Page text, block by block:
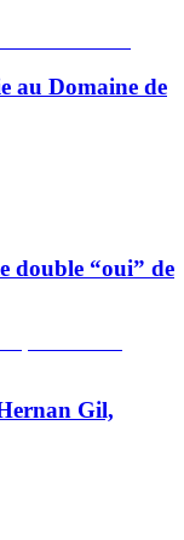
au Domaine de
double “oui” de
Gil,